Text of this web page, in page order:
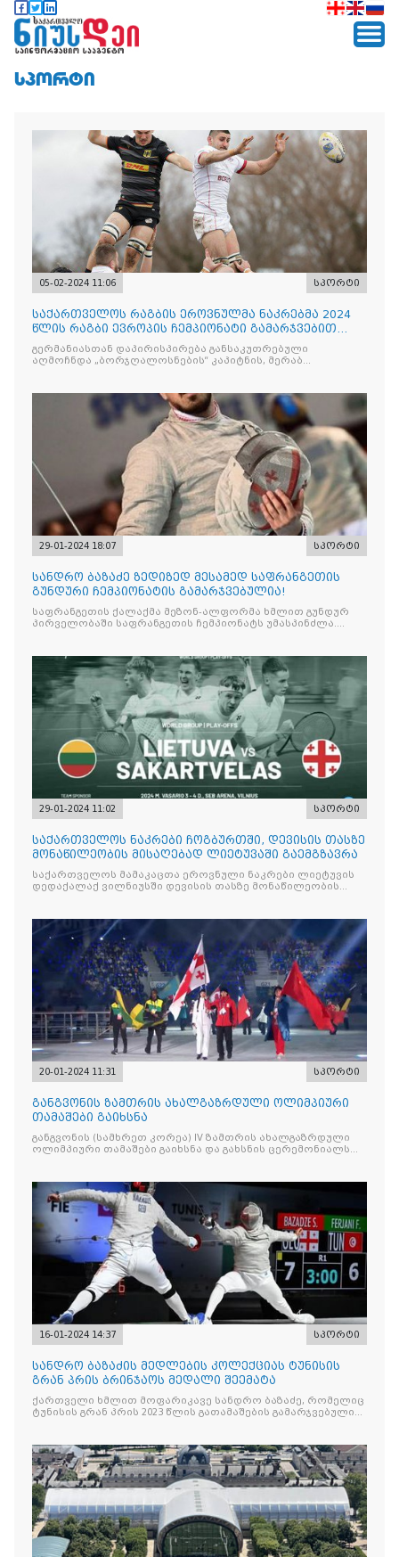
ᲡᲞᲝᲠᲢᲘ
05-02-2024 11:06 სპორტი
საქართველოს რაგბის ეროვნულმა ნაკრებმა 2024
წლის რაგბი ევროპის ჩემპიონატი გამარჯვებით
დაიწყო
გერმანიასთან დაპირისპირება განსაკუთრებული
აღმოჩნდა „ბორჯღალოსნების“ კაპიტნის, მერაბ
29-01-2024 18:07 სპორტი
სანდრო ბაზაძე ზედიზედ მესამედ საფრანგეთის
გუნდური ჩემპიონატის გამარჯვებულია!
საფრანგეთის ქალაქმა მეზონ-ალფორმა ხმლით გუნდურ
პირველობაში საფრანგეთის ჩემპიონატს უმასპინძლა.
29-01-2024 11:02 სპორტი
საქართველოს ნაკრები ჩოგბურთში, დევისის თასზე
მონაწილეობის მისაღებად ლიეტუვაში გაემგზავრა
საქართველოს მამაკაცთა ეროვნული ნაკრები ლიეტუვის
დედაქალაქ ვილნიუსში დევისის თასზე მონაწილეობის
20-01-2024 11:31 სპორტი
განგვონის ზამთრის ახალგაზრდული ოლიმპიური
თამაშები გაიხსნა
განგვონის (სამხრეთ კორეა) IV ზამთრის ახალგაზრდული
ოლიმპიური თამაშები გაიხსნა და გახსნის ცერემონიალს
16-01-2024 14:37 სპორტი
სანდრო ბაზაძის მედლების კოლექციას ტუნისის
გრან პრის ბრინჯაოს მედალი შეემატა
ქართველი ხმლით მოფარიკავე სანდრო ბაზაძე, რომელიც
ტუნისის გრან პრის 2023 წლის გათამაშების გამარჯვებულის